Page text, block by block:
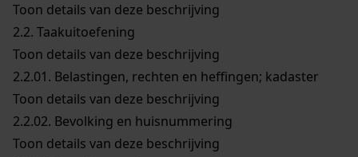
Toon details van deze beschrijving
2.2. Taakuitoefening
Toon details van deze beschrijving
2.2.01. Belastingen, rechten en heffingen; kadaster
Toon details van deze beschrijving
2.2.02. Bevolking en huisnummering
Toon details van deze beschrijving